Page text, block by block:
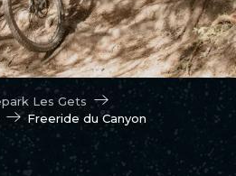
Les Gets
Freeride du Canyon